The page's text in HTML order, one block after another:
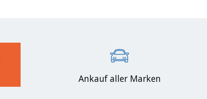
Ankauf aller Marken